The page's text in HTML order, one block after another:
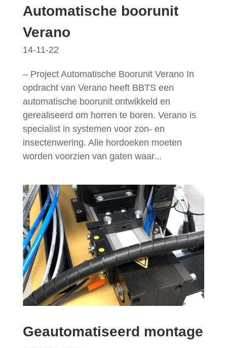
Automatische boorunit
Verano
14-11-22
– Project Automatische Boorunit Verano In
opdracht van Verano heeft BBTS een
automatische boorunit ontwikkeld en
gerealiseerd om horren te boren. Verano is
specialist in systemen voor zon- en
insectenwering. Alle hordoeken moeten
worden voorzien van gaten waar...
Geautomatiseerd montage